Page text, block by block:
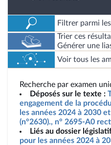
Filtrer parmi
Trier ces
Générer une
Voir tous les
Recherche par examen
Déposés sur le texte :
engagement de la
les années 2024 à 2030
(n°2630)., n° 2695-A0
Liés au dossier
pour les années 2024 à